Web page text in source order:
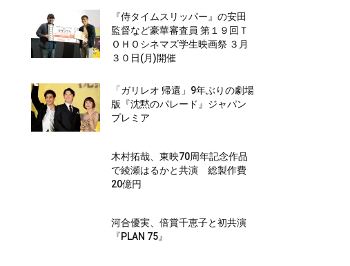
『侍タイムスリッパー』の安田
監督など豪華審査員 第１９回Ｔ
ＯＨＯシネマズ学生映画祭 ３月
３０日(月)開催
「ガリレオ 帰還」9年ぶりの劇場
版『沈黙のパレード』ジャパン
プレミア
木村拓哉、東映70周年記念作品
で綾瀬はるかと共演 総製作費
20億円
河合優実、倍賞千恵子と初共演
『PLAN 75』